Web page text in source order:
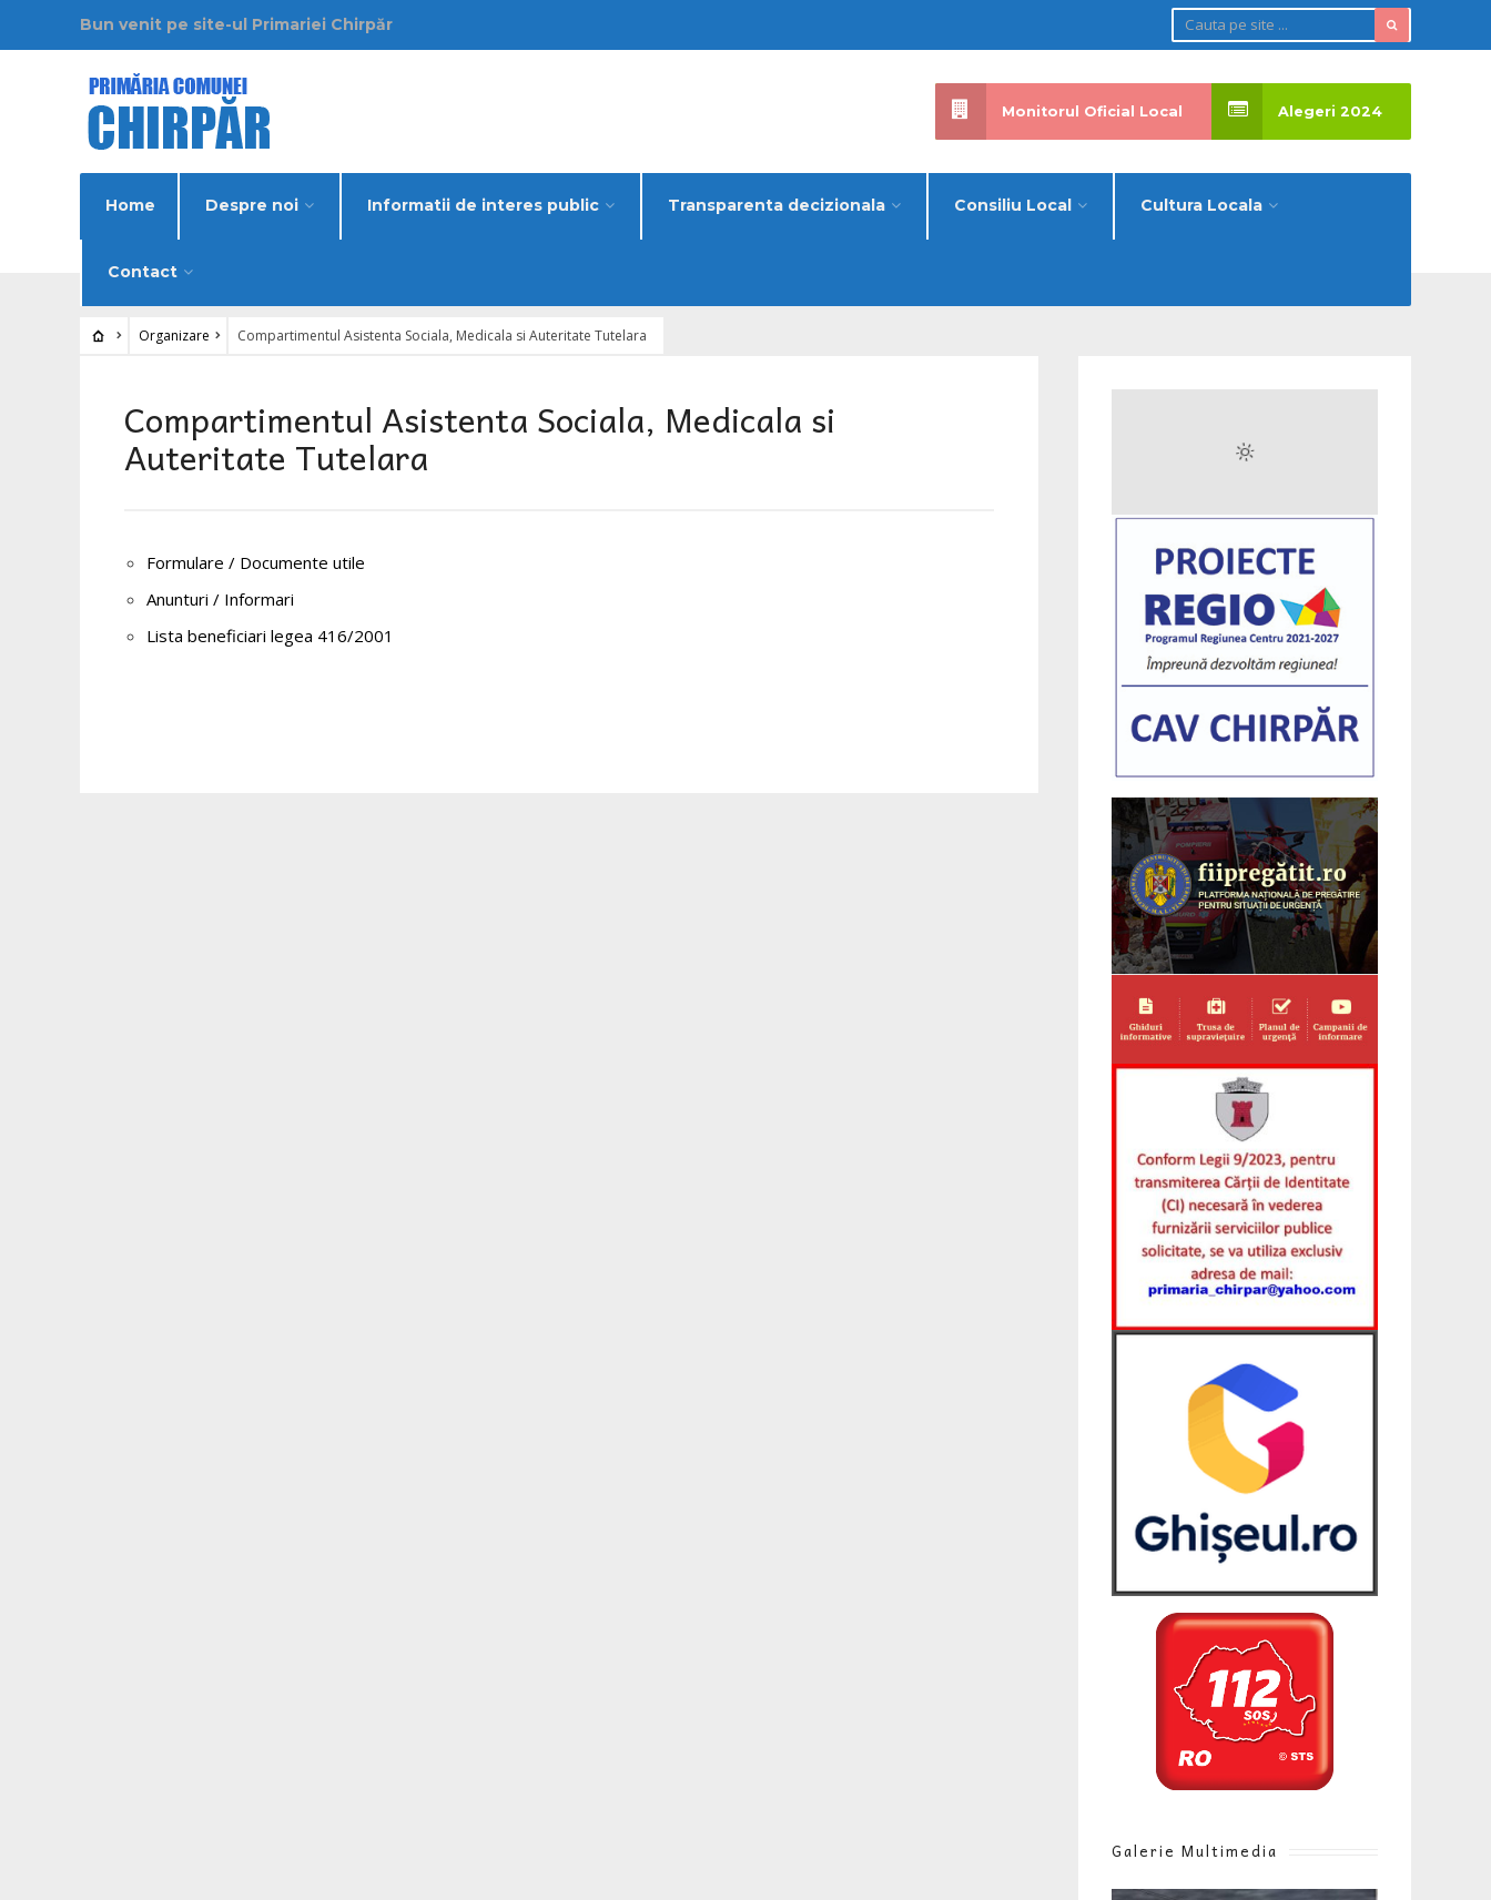
Bun venit pe site-ul Primariei Chirpăr
Home Despre noi Informatii de interes public Transparenta decizionala Consiliu Local Cultura Locala
Contact
Monitorul Oficial Local Alegeri 2024
Organizare Compartimentul Asistenta Sociala, Medicala si Auteritate Tutelara
Compartimentul Asistenta Sociala, Medicala si
Auteritate Tutelara
Formulare / Documente utile
Anunturi / Informari
Lista beneficiari legea 416/2001
Galerie Multimedia